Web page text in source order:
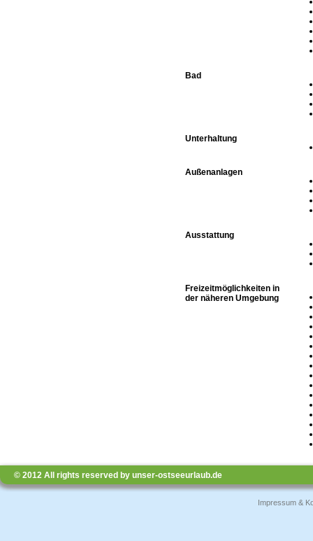
Bad
Unterhaltung
Außenanlagen
Ausstattung
Freizeitmöglichkeiten in
der näheren Umgebung
© 2012 All rights reserved by unser-ostseeurlaub.de
Impressum &